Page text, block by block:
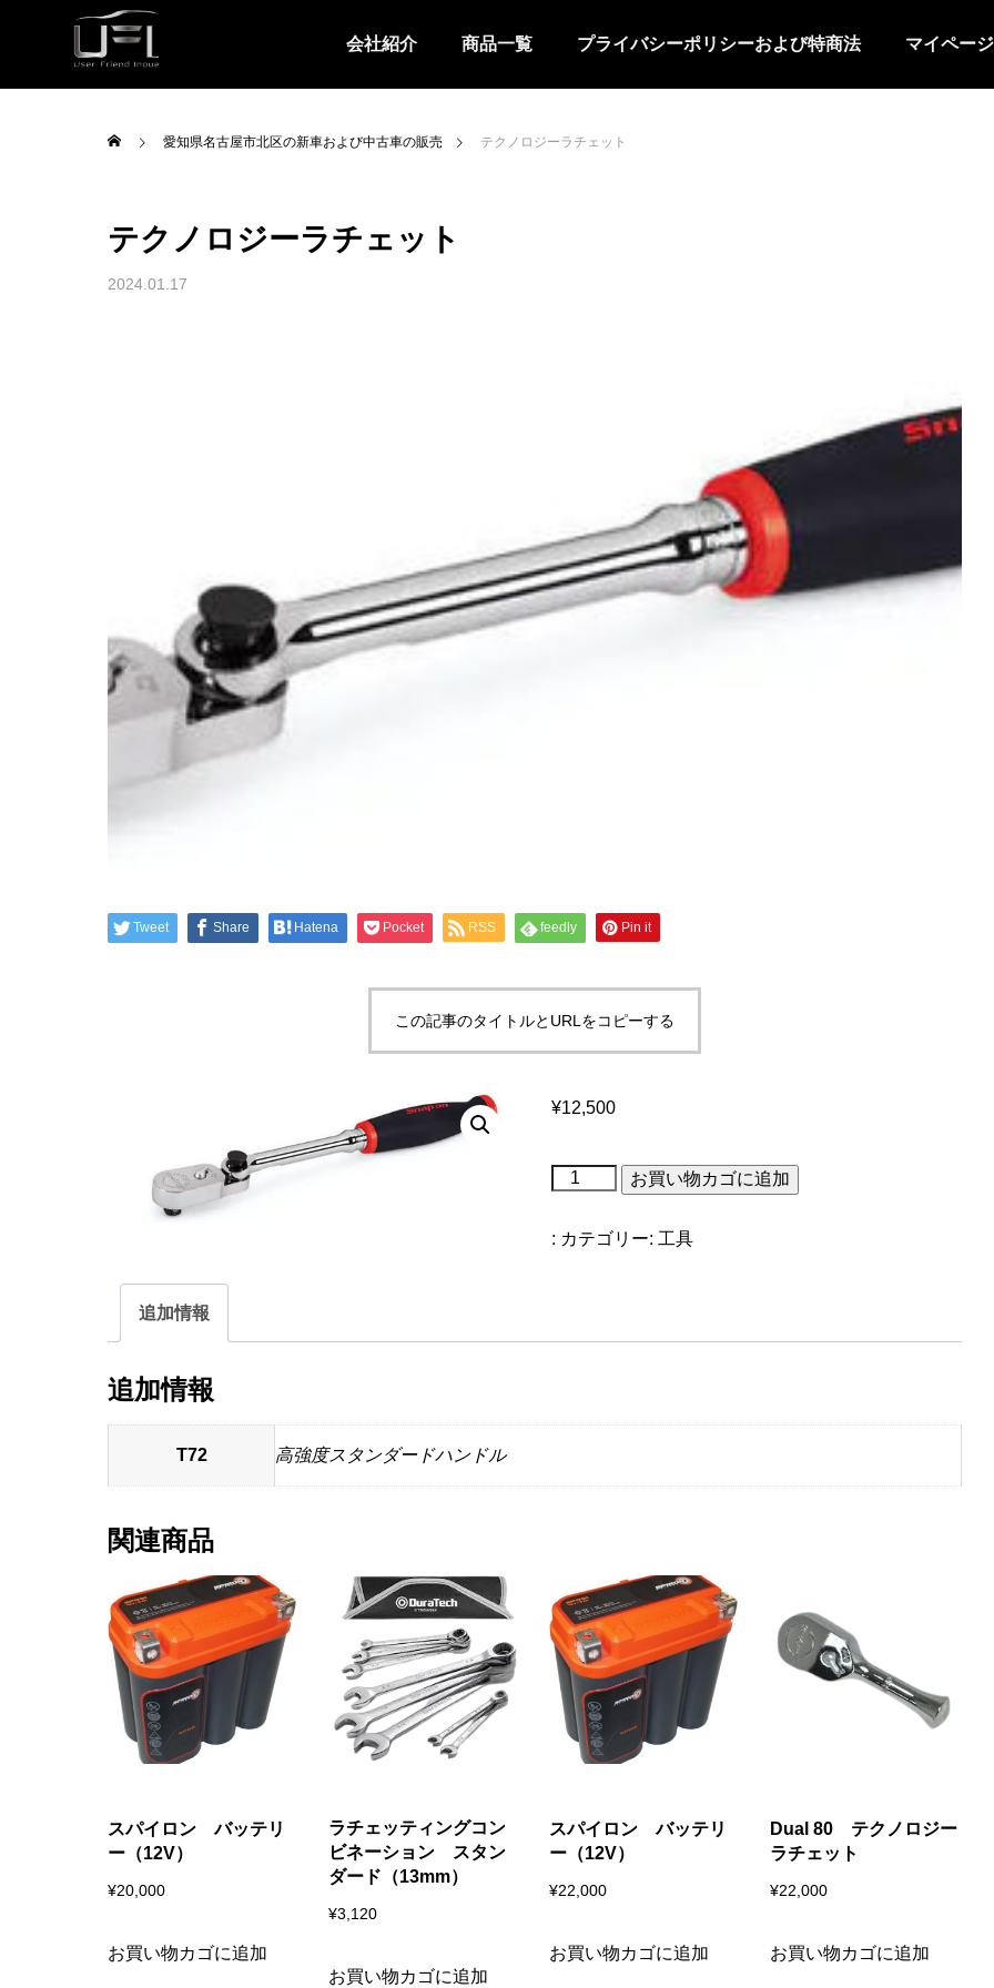
会社紹介 商品一覧 プライバシーポリシーおよび特商法 マイページ
愛知県名古屋市北区の新車および中古車の販売 テクノロジーラチェット
テクノロジーラチェット
2024.01.17
Tweet Share Hatena Pocket RSS feedly Pin it
この記事のタイトルとURLをコピーする
¥12,500
テ
ク
ジ
お買い物カゴに追加
: カテゴリー: 工具
追加情報
追加情報
T72 高強度スタンダードハンドル
関連商品
スパイロン バッテリ
ー（12V）
¥20,000
お買い物カゴに追加
ラチェッティングコン
ビネーション スタン
ダード（13mm）
¥3,120
お買い物カゴに追加
スパイロン バッテリ
ー（12V）
¥22,000
お買い物カゴに追加
Dual 80 テクノロジー
ラチェット
¥22,000
お買い物カゴに追加